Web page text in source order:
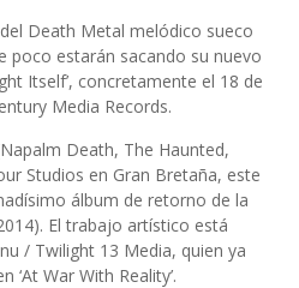
Death Metal melódico sueco
poco estarán sacando su nuevo
Itself’, concretamente el 18 de
Media Records.
Death, The Haunted,
Studios en Gran Bretaña, este
álbum de retorno de la
El trabajo artístico está
/ Twilight 13 Media, quien ya
‘At War With Reality’.